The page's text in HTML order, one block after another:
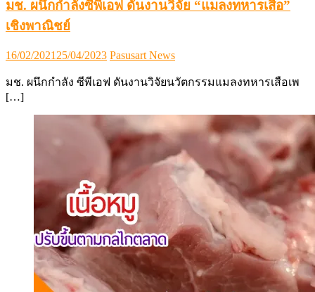
มช. ผนึกกำลังซีพีเอฟ ดันงานวิจัย “แมลงทหารเสือ”
เชิงพาณิชย์
Posted
16/02/2021 25/04/2023 Author
Pasusart News
มช. ผนึกกำลัง ซีพีเอฟ ดันงานวิจัยนวัตกรรมแมลงทหารเสือเพ
[…]